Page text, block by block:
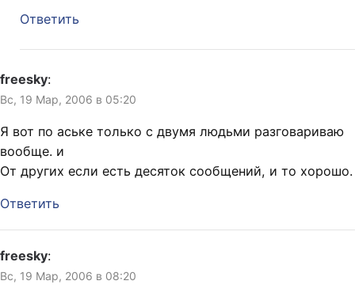
Ответить
freesky:
Вс, 19 Мар, 2006 в 05:20
Я вот по аське только с двумя людьми разговариваю
вообще. и
От других если есть десяток сообщений, и то хорошо.
Ответить
freesky:
Вс, 19 Мар, 2006 в 08:20